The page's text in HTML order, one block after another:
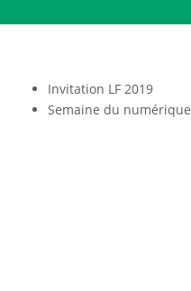
Invitation LF 2019
Semaine du numérique